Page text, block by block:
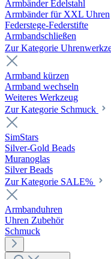
Armbänder Edelstahl
Armbänder für XXL Uhren
Federstege-Federstifte
Armbandschließen
Zur Kategorie
Armband kürzen
Armband wechseln
Weiteres Werkzeug
Zur Kategorie Schmuck
SimStars
Silver-Gold Beads
Muranoglas
Silver Beads
Zur Kategorie SALE%
Armbanduhren
Uhren Zubehör
Schmuck